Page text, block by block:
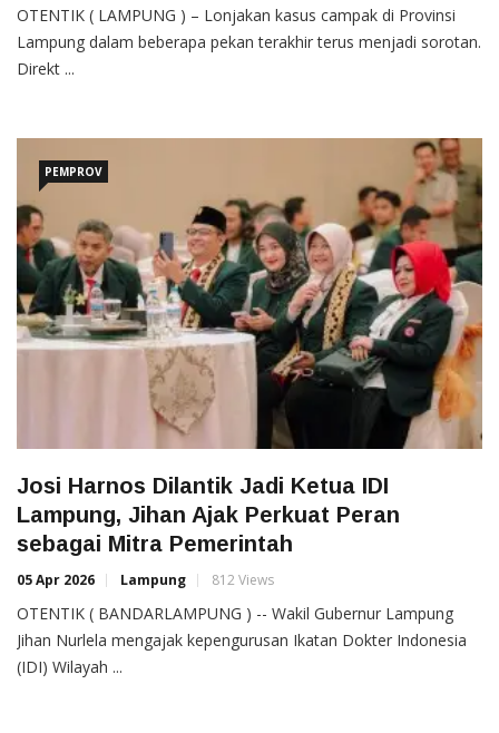
OTENTIK ( LAMPUNG ) – Lonjakan kasus campak di Provinsi
Lampung dalam beberapa pekan terakhir terus menjadi sorotan.
Direkt ...
PEMPROV
Josi Harnos Dilantik Jadi Ketua IDI
Lampung, Jihan Ajak Perkuat Peran
sebagai Mitra Pemerintah
05 Apr 2026 Lampung 812 Views
OTENTIK ( BANDARLAMPUNG ) -- Wakil Gubernur Lampung
Jihan Nurlela mengajak kepengurusan Ikatan Dokter Indonesia
(IDI) Wilayah ...